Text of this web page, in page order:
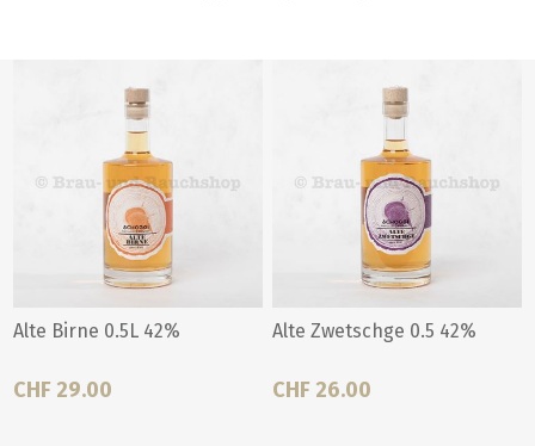
Alte Birne 0.5L 42%
CHF 29.00
Alte Zwetschge 0.5 42%
CHF 26.00